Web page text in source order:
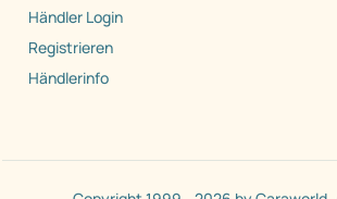
Händler Login
Registrieren
Händlerinfo